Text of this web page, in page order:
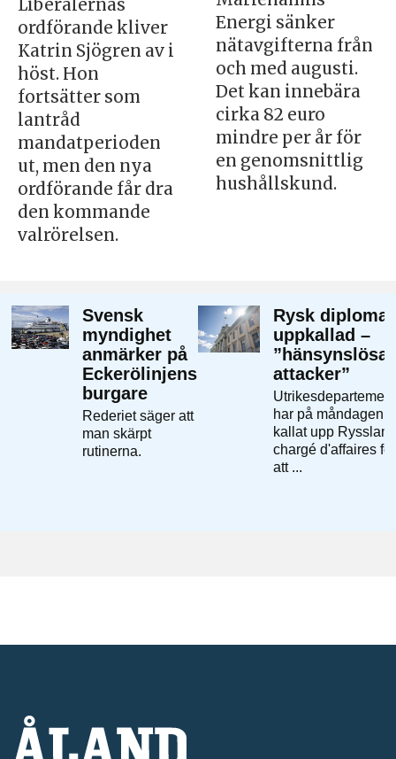
Liberalernas
ordförande kliver
Katrin Sjögren av i
höst. Hon
fortsätter som
lantråd
mandatperioden
ut, men den nya
ordförande får dra
den kommande
valrörelsen.
Energi sänker
nätavgifterna från
och med augusti.
Det kan innebära
cirka 82 euro
mindre per år för
en genomsnittlig
hushållskund.